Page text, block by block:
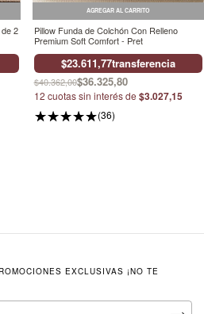
2
AGREGAR AL CARRITO
Pillow Funda de Colchón Con Relleno
Premium Soft Comfort - Pret
$23.611,77transferencia
$40.362,00$36.325,80
12 cuotas sin interés de $3.027,15
(36)
EXCLUSIVAS ¡NO TE